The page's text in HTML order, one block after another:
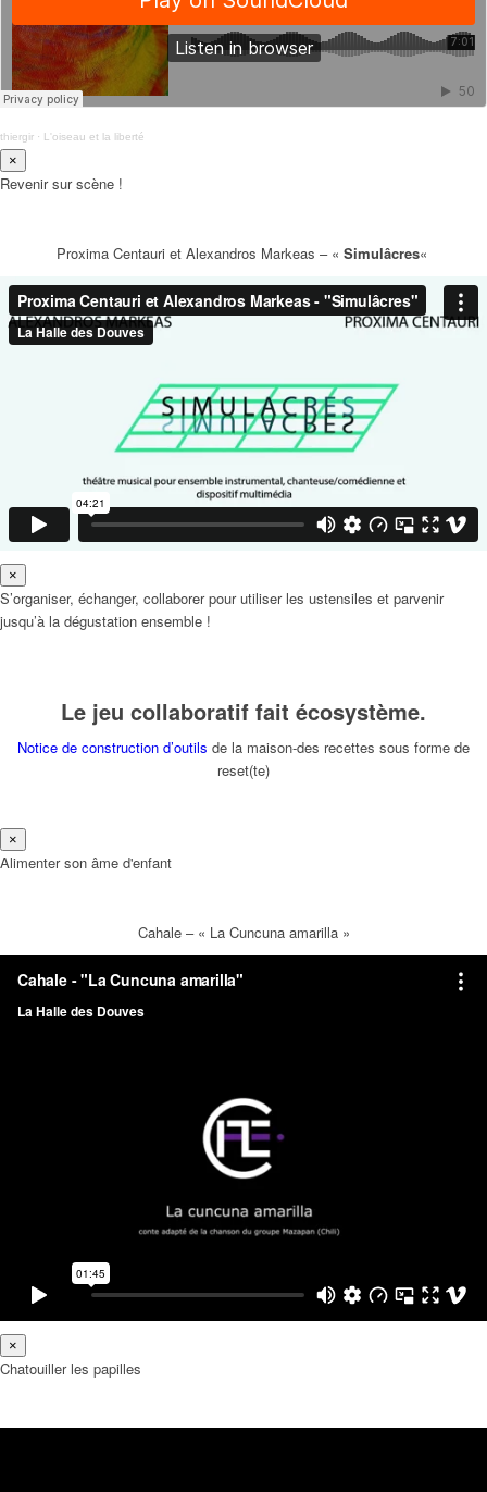
thiergir · L'oiseau et la liberté
×
Revenir sur scène !
Proxima Centauri et Alexandros Markeas – « Simulâcres«
×
S’organiser, échanger, collaborer pour utiliser les ustensiles et parvenir
jusqu’à la dégustation ensemble !
Le jeu collaboratif fait écosystème.
Notice de construction d’outils de la maison-des recettes sous forme de
reset(te)
×
Alimenter son âme d'enfant
Cahale – « La Cuncuna amarilla »
×
Chatouiller les papilles